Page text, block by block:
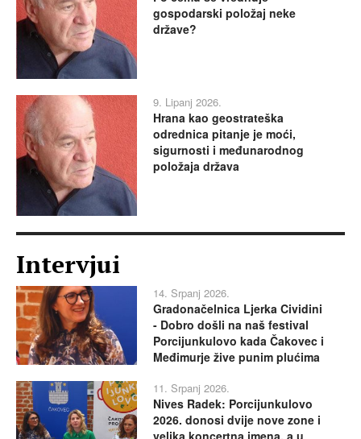
gospodarski položaj neke
države?
9. Lipanj 2026.
Hrana kao geostrateška
odrednica pitanje je moći,
sigurnosti i međunarodnog
položaja država
Intervjui
14. Srpanj 2026.
Gradonačelnica Ljerka Cividini
- Dobro došli na naš festival
Porcijunkulovo kada Čakovec i
Međimurje žive punim plućima
11. Srpanj 2026.
Nives Radek: Porcijunkulovo
2026. donosi dvije nove zone i